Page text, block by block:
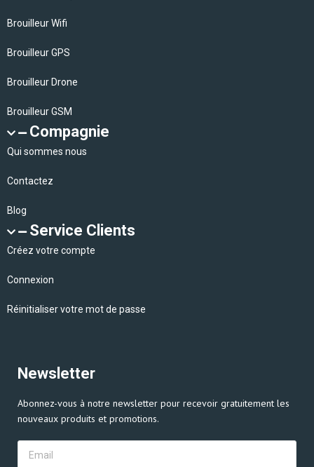
Brouilleur Wifi
Brouilleur GPS
Brouilleur Drone
Brouilleur GSM
Compagnie
Qui sommes nous
Contactez
Blog
Service Clients
Créez votre compte
Connexion
Réinitialiser votre mot de passe
Newsletter
Abonnez-vous à notre newsletter pour recevoir gratuitement les
nouveaux produits et promotions.